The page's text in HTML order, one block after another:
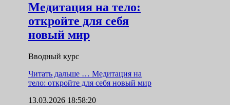
Медитация на тело:
откройте для себя
новый мир
Вводный курс
Читать дальше … Медитация на
тело: откройте для себя новый мир
13.03.2026 18:58:20